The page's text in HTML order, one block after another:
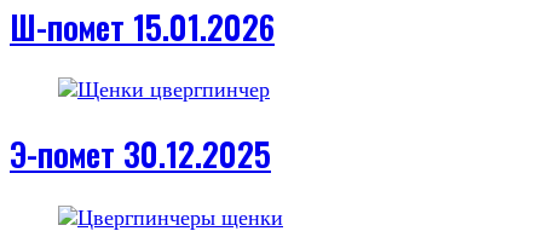
Ш-помет 15.01.2026
Э-помет 30.12.2025